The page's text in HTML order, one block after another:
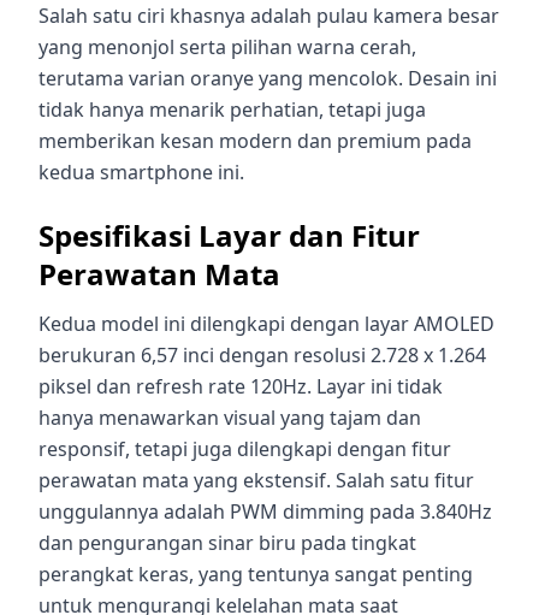
Salah satu ciri khasnya adalah pulau kamera besar
yang menonjol serta pilihan warna cerah,
terutama varian oranye yang mencolok. Desain ini
tidak hanya menarik perhatian, tetapi juga
memberikan kesan modern dan premium pada
kedua smartphone ini.
Spesifikasi Layar dan Fitur
Perawatan Mata
Kedua model ini dilengkapi dengan layar AMOLED
berukuran 6,57 inci dengan resolusi 2.728 x 1.264
piksel dan refresh rate 120Hz. Layar ini tidak
hanya menawarkan visual yang tajam dan
responsif, tetapi juga dilengkapi dengan fitur
perawatan mata yang ekstensif. Salah satu fitur
unggulannya adalah PWM dimming pada 3.840Hz
dan pengurangan sinar biru pada tingkat
perangkat keras, yang tentunya sangat penting
untuk mengurangi kelelahan mata saat